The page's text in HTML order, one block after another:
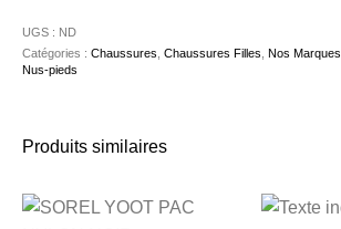
UGS : ND
Catégories :Chaussures ,Chaussures Filles ,Nos Marques
Nus-pieds
Produits similaires